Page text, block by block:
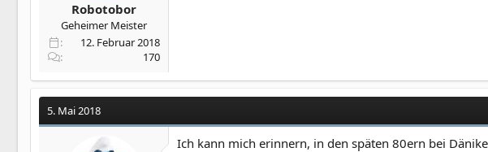
Robotobor
Geheimer Meister
12. Februar 2018
170
5. Mai 2018
Ich kann mich erinnern, in den späten 80ern bei